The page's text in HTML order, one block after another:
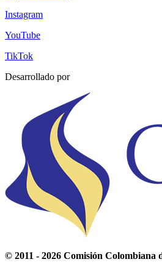
Instagram
YouTube
TikTok
Desarrollado por
© 2011 - 2026 Comisión Colombiana